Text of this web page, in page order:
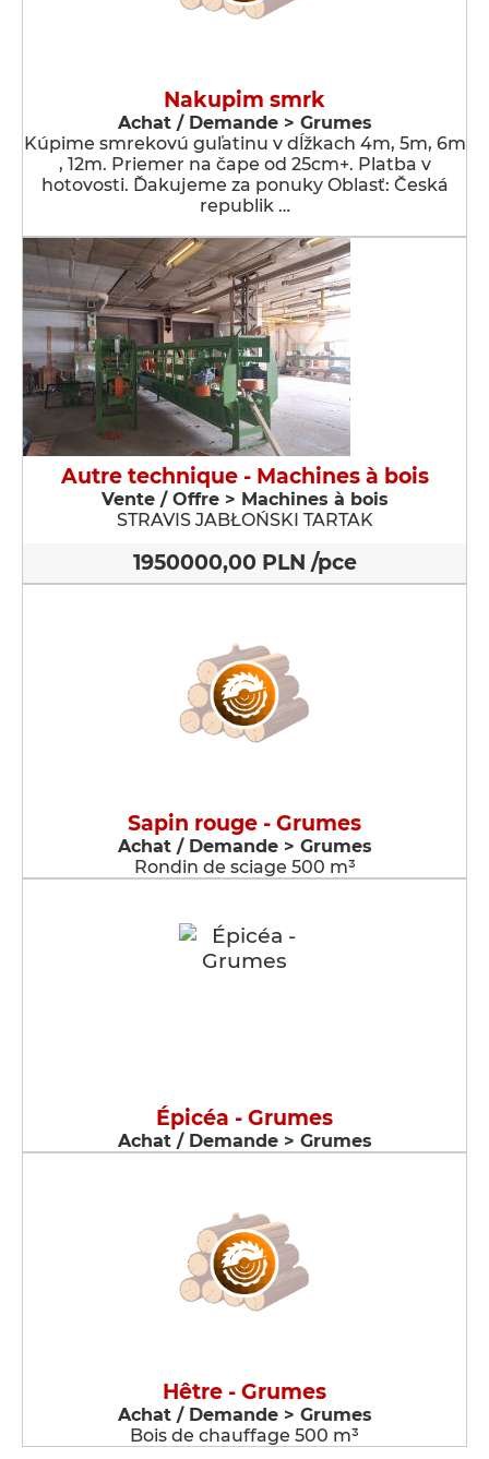
Nakupim smrk
Achat / Demande > Grumes
Kúpime smrekovú guľatinu v dĺžkach 4m, 5m, 6m
, 12m. Priemer na čape od 25cm+. Platba v
hotovosti. Ďakujeme za ponuky Oblasť: Česká
republik …
Autre technique - Machines à bois
Vente / Offre > Machines à bois
STRAVIS JABŁOŃSKI TARTAK
1950000,00 PLN /pce
Sapin rouge - Grumes
Achat / Demande > Grumes
Rondin de sciage 500 m³
Épicéa - Grumes
Achat / Demande > Grumes
Hêtre - Grumes
Achat / Demande > Grumes
Bois de chauffage 500 m³